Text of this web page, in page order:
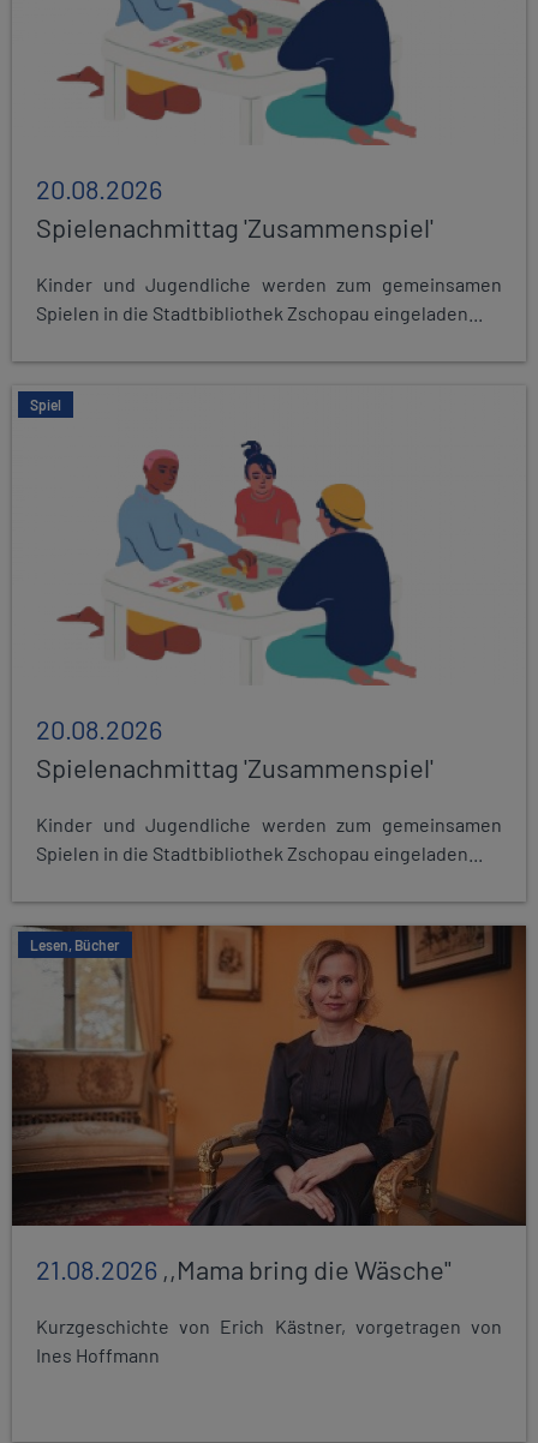
20.08.2026
Spielenachmittag 'Zusammenspiel'
Kinder und Jugendliche werden zum gemeinsamen
Spielen in die Stadtbibliothek Zschopau eingeladen...
Spiel
20.08.2026
Spielenachmittag 'Zusammenspiel'
Kinder und Jugendliche werden zum gemeinsamen
Spielen in die Stadtbibliothek Zschopau eingeladen...
Lesen, Bücher
21.08.2026 ,,Mama bring die Wäsche"
Kurzgeschichte von Erich Kästner, vorgetragen von
Ines Hoffmann